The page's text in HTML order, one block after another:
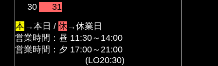
30
31
本 →本日 / 休→休業日
営業時間：昼 11:30～14:00
営業時間：夕 17:00～21:00
(LO20:30)